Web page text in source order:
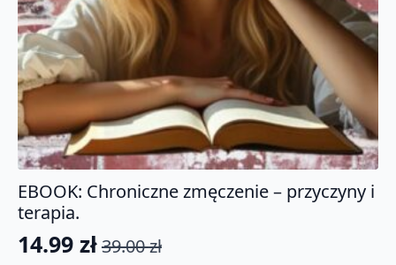
EBOOK: Chroniczne zmęczenie – przyczyny i
terapia.
39.00zł
Pierwotna
14.99 zł
Aktualna